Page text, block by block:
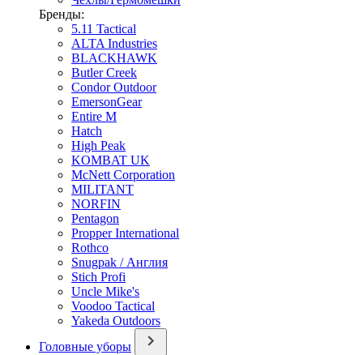
Бренды:
5.11 Tactical
ALTA Industries
BLACKHAWK
Butler Creek
Condor Outdoor
EmersonGear
Entire M
Hatch
High Peak
KOMBAT UK
McNett Corporation
MILITANT
NORFIN
Pentagon
Propper International
Rothco
Snugpak / Англия
Stich Profi
Uncle Mike's
Voodoo Tactical
Yakeda Outdoors
Головные уборы